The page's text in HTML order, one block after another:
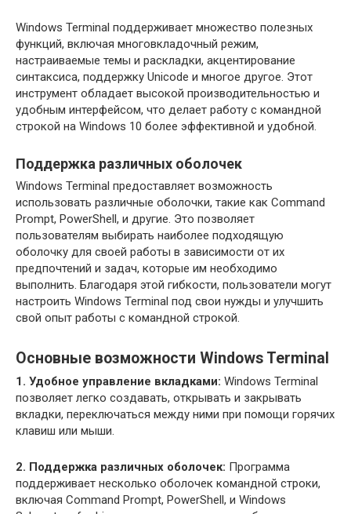
Windows Terminal поддерживает множество полезных
функций, включая многовкладочный режим,
настраиваемые темы и раскладки, акцентирование
синтаксиса, поддержку Unicode и многое другое. Этот
инструмент обладает высокой производительностью и
удобным интерфейсом, что делает работу с командной
строкой на Windows 10 более эффективной и удобной.
Поддержка различных оболочек
Windows Terminal предоставляет возможность
использовать различные оболочки, такие как Command
Prompt, PowerShell, и другие. Это позволяет
пользователям выбирать наиболее подходящую
оболочку для своей работы в зависимости от их
предпочтений и задач, которые им необходимо
выполнить. Благодаря этой гибкости, пользователи могут
настроить Windows Terminal под свои нужды и улучшить
свой опыт работы с командной строкой.
Основные возможности Windows Terminal
1. Удобное управление вкладками: Windows Terminal
позволяет легко создавать, открывать и закрывать
вкладки, переключаться между ними при помощи горячих
клавиш или мыши.
2. Поддержка различных оболочек: Программа
поддерживает несколько оболочек командной строки,
включая Command Prompt, PowerShell, и Windows